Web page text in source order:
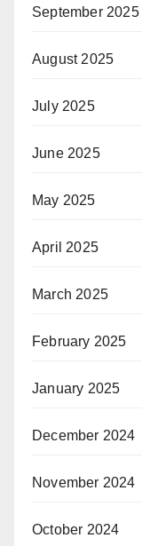
September 2025
August 2025
July 2025
June 2025
May 2025
April 2025
March 2025
February 2025
January 2025
December 2024
November 2024
October 2024